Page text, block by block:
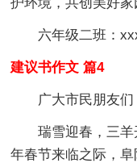
六年级二班：
建议书作文 篇4
广大市民朋友们
瑞雪迎春，三
年春节来临之际，阜